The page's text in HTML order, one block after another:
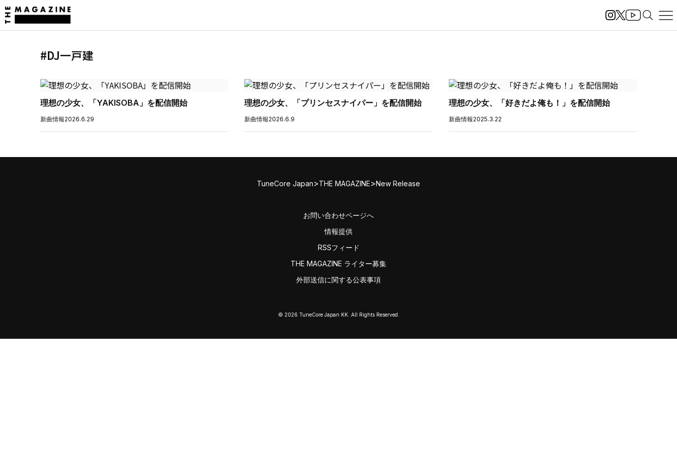
#DJ一戸建
理想の少女、「YAKISOBA」を配信開始
新曲情報2026.6.29
理想の少女、「プリンセスナイパー」を配信開始
新曲情報2026.6.9
理想の少女、「好きだよ俺も！」を配信開始
新曲情報2025.3.22
TuneCore Japan>THE MAGAZINE>New Release
お問い合わせページへ
情報提供
RSSフィード
THE MAGAZINE ライター募集
外部送信に関する公表事項
© 2026 TuneCore Japan KK. All Rights Reserved.